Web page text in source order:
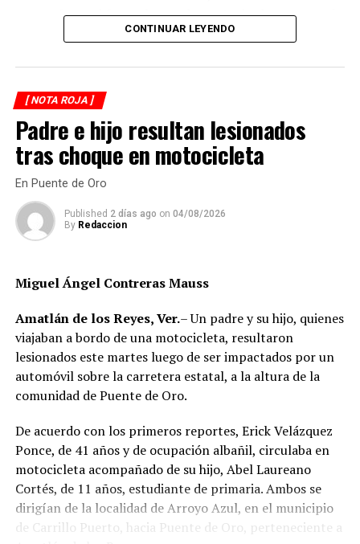
para sofocar el fuego, logrando controlar la emergencia
tras varios minutos de trabajo.
Como resultado del siniestro, dos camionetas quedaron
con daños totales a consecuencia de las llamas. No se
reportaron personas lesionadas ni fue necesario evacuar
la zona.
Las autoridades realizaron una inspección en el
deshuesadero para descartar riesgos adicionales y
determinar las posibles causas que originaron el
incendio.
provocado por una falla mecánica, un cortocircuito o
algún otro factor, por lo que serán las investigaciones
correspondientes las que determinen el origen del
siniestro.
CONTINUAR LEYENDO
[ NOTA ROJA ]
Padre e hijo resultan lesionados
tras choque en motocicleta
En Puente de Oro
Published 2 días ago on 04/08/2026
By Redaccion
Miguel Ángel Contreras Mauss
Amatlán de los Reyes, Ver.– Un padre y su hijo, quienes
viajaban a bordo de una motocicleta, resultaron
lesionados este martes luego de ser impactados por un
automóvil sobre la carretera estatal, a la altura de la
comunidad de Puente de Oro.
De acuerdo con los primeros reportes, Erick Velázquez
Ponce, de 41 años y de ocupación albañil, circulaba en
motocicleta acompañado de su hijo, Abel Laureano
Cortés, de 11 años, estudiante de primaria. Ambos se
dirigían de la localidad de Arroyo Azul, en el municipio
de Carrillo Puerto, hacia Puente de Oro, perteneciente a